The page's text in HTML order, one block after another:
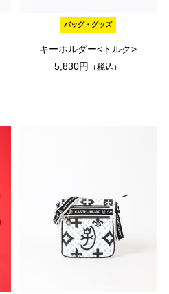
バッグ・グッズ
キーホルダー<トルク>
5,830円
（税込）